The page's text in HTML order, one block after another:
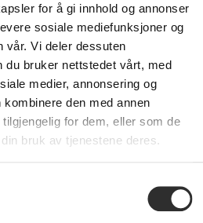
for å gi innhold og annonser
sosiale mediefunksjoner og
vår. Vi deler dessuten
du bruker nettstedet vårt, med
medier, annonsering og
den med annen
for dem, eller som de
bruk av tjenestene deres.
direkte
fra PC-
en din
ved å
høyreklikke
på
ikonet
nederst
klokken.